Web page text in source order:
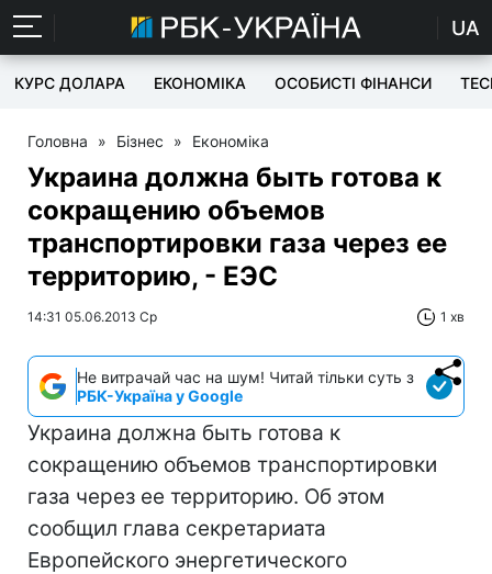
UA
КУРС ДОЛАРА ЕКОНОМІКА ОСОБИСТІ ФІНАНСИ
Головна » Бізнес » Економіка
Украина должна быть готова к
сокращению объемов
транспортировки газа через ее
территорию, - ЕЭС
14:31 05.06.2013 Ср 1 хв
Не витрачай час на шум! Читай тільки суть з
РБК-Україна у Google
Украина должна быть готова к
сокращению объемов транспортировки
газа через ее территорию. Об этом
сообщил глава секретариата
Европейского энергетического